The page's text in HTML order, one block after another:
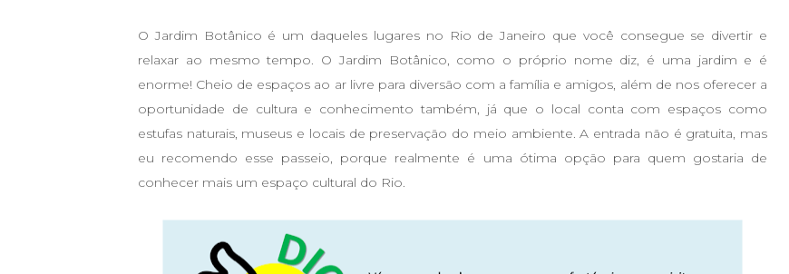
O Jardim Botânico é um daqueles lugares no Rio de Janeiro que você consegue se divertir e
relaxar ao mesmo tempo. O Jardim Botânico, como o próprio nome diz, é uma jardim e é
enorme! Cheio de espaços ao ar livre para diversão com a família e amigos, além de nos oferecer a
oportunidade de cultura e conhecimento também, já que o local conta com espaços como
estufas naturais, museus e locais de preservação do meio ambiente. A entrada não é gratuita, mas
eu recomendo esse passeio, porque realmente é uma ótima opção para quem gostaria de
conhecer mais um espaço cultural do Rio.